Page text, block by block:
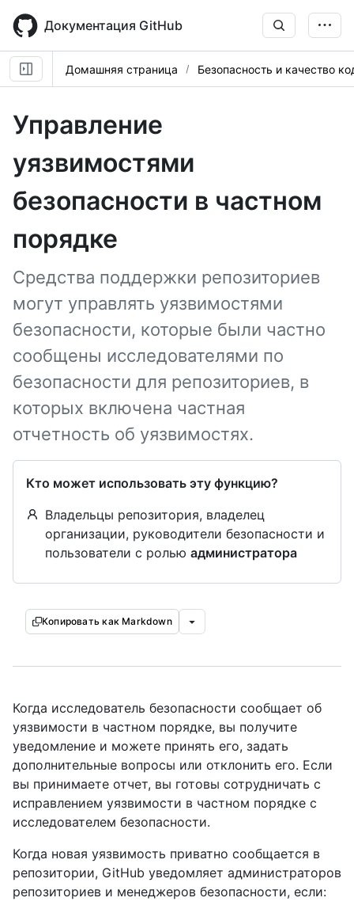
main
content
Документация GitHub
Домашняя страница Безопасность и качество
Управление
уязвимостями
безопасности в частном
порядке
Средства поддержки репозиториев
могут управлять уязвимостями
безопасности, которые были частно
сообщены исследователями по
безопасности для репозиториев, в
которых включена частная
отчетность об уязвимостях.
Кто может использовать эту функцию?
Владельцы репозитория, владелец
организации, руководители безопасности и
пользователи с ролью администратора
Копировать как Markdown
Когда исследователь безопасности сообщает об
уязвимости в частном порядке, вы получите
уведомление и можете принять его, задать
дополнительные вопросы или отклонить его. Если
вы принимаете отчет, вы готовы сотрудничать с
исправлением уязвимости в частном порядке с
исследователем безопасности.
Когда новая уязвимость приватно сообщается в
репозитории, GitHub уведомляет администраторов
репозиториев и менеджеров безопасности, если: